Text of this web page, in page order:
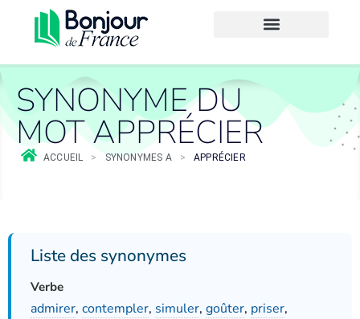
SYNONYME DU
MOT APPRÉCIER
ACCUEIL > SYNONYMES A > APPRÉCIER
Liste des synonymes
Verbe
admirer, contempler, simuler, goûter, priser,